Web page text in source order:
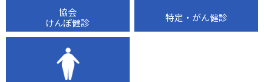
協会
けんぽ健診
特定・がん健診